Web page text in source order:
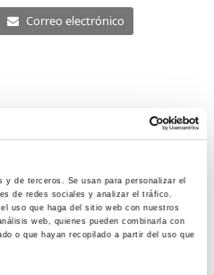
de terceros. Se usan para personalizar el
de redes sociales y analizar el tráfico.
uso que haga del sitio web con nuestros
web, quienes pueden combinarla con
o que hayan recopilado a partir del uso que
Correo electrónico